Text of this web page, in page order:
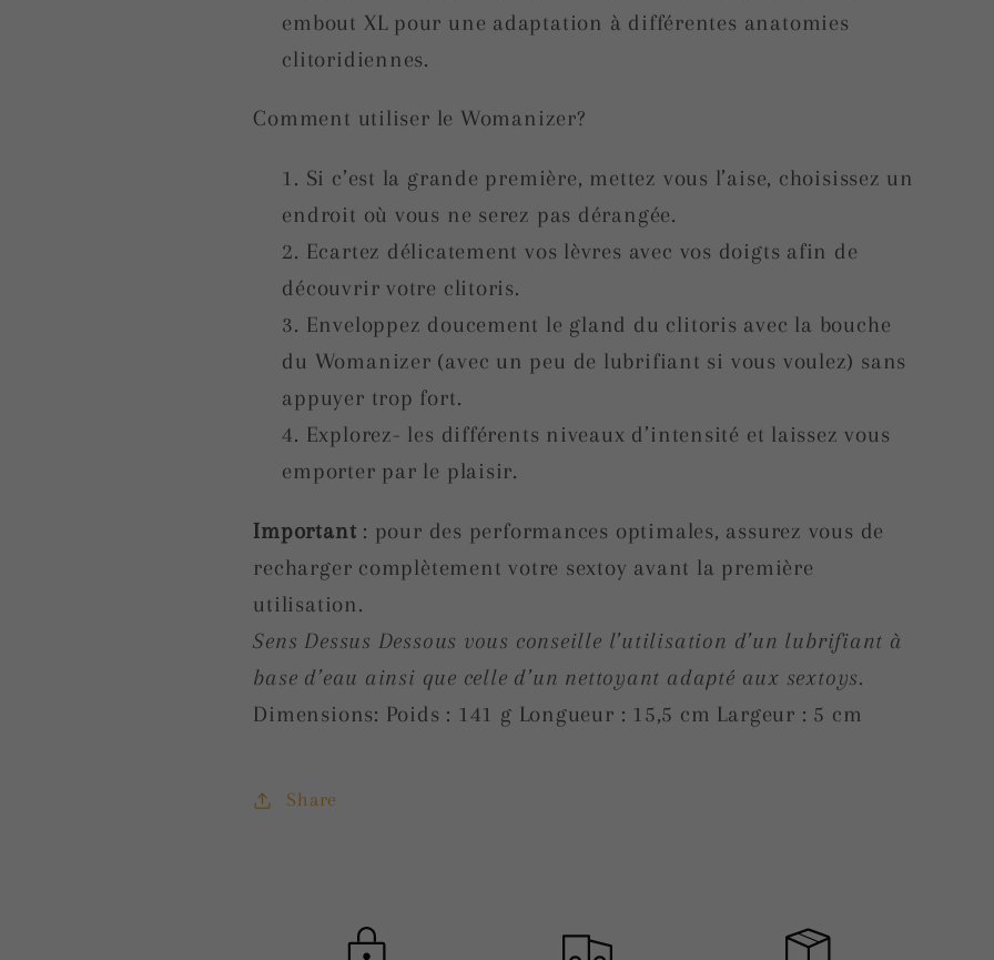
embout XL pour une adaptation à différentes anatomies
clitoridiennes.
Comment utiliser le Womanizer?
Si c’est la grande première, mettez vous l’aise, choisissez un
endroit où vous ne serez pas dérangée.
Ecartez délicatement vos lèvres avec vos doigts afin de
découvrir votre clitoris.
Enveloppez doucement le gland du clitoris avec la bouche
du Womanizer (avec un peu de lubrifiant si vous voulez) sans
appuyer trop fort.
Explorez- les différents niveaux d’intensité et laissez vous
emporter par le plaisir.
Important : pour des performances optimales, assurez vous de
recharger complètement votre sextoy avant la première
utilisation.
Sens Dessus Dessous vous conseille l’utilisation d’un lubrifiant à
base d’eau ainsi que celle d’un nettoyant adapté aux sextoys.
Dimensions: Poids : 141 g Longueur : 15,5 cm Largeur : 5 cm
Share